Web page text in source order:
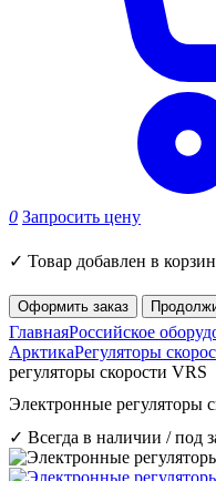
0 Запросить цену
✓ Товар добавлен в
Оформить заказ
ГлавнаяРоссийское
АрктикаРегуляторы
регуляторы скорости VRS
Электронные регуляторы
✓ Всегда в наличии / под